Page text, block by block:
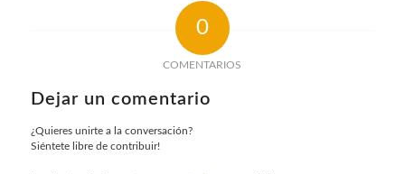
0
COMENTARIOS
Dejar un comentario
¿Quieres unirte a la conversación?
Siéntete libre de contribuir!